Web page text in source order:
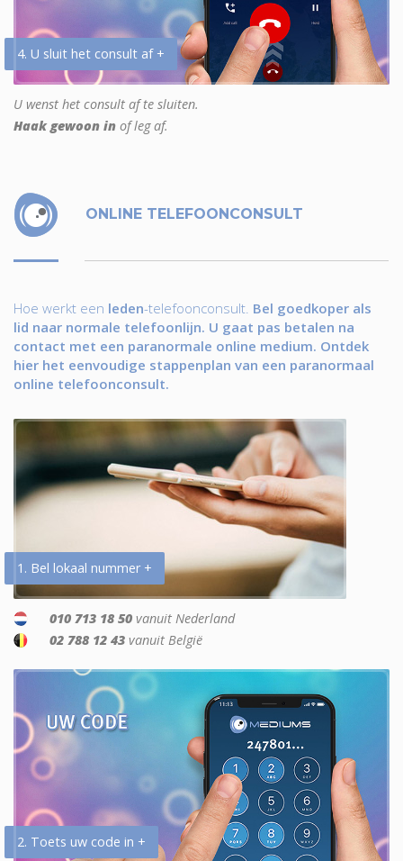
4. U sluit het consult af +
U wenst het consult af te sluiten.
Haak gewoon in of leg af.
ONLINE TELEFOONCONSULT
Hoe werkt een leden-telefoonconsult. Bel goedkoper als
lid naar normale telefoonlijn. U gaat pas betalen na
contact met een paranormale online medium. Ontdek
hier het eenvoudige stappenplan van een paranormaal
online telefoonconsult.
1. Bel lokaal nummer +
010 713 18 50 vanuit Nederland
02 788 12 43 vanuit België
2. Toets uw code in +